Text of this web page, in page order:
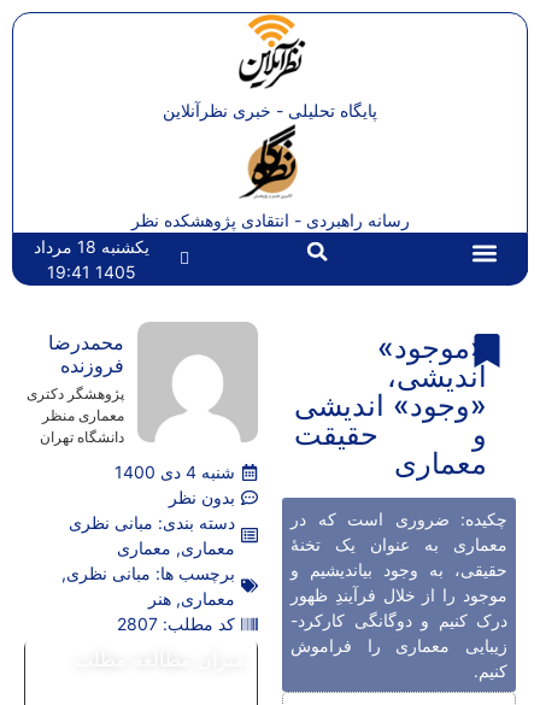
پایگاه تحلیلی - خبری نظرآنلاین
رسانه راهبردی - انتقادی پژوهشکده نظر
یکشنبه 18 مرداد
1405 19:41
«موجود»
اندیشی،
«وجود» اندیشی
و حقیقت
معماری
چکیده: ضروری است که در
معماری به عنوان یک تخنۀ
حقیقی، به وجود بیاندیشیم و
موجود را از خلال فرآیندِ ظهور
درک کنیم و دوگانگی کارکرد-
زیبایی معماری را فراموش
کنیم.
محمدرضا
فروزنده
پژوهشگر دکتری
معماری منظر
دانشگاه تهران
شنبه 4 دی 1400
بدون نظر
دسته بندی: مبانی نظری
معماری, معماری
برچسب ها: مبانی نظری,
معماری, هنر
کد مطلب: 2807